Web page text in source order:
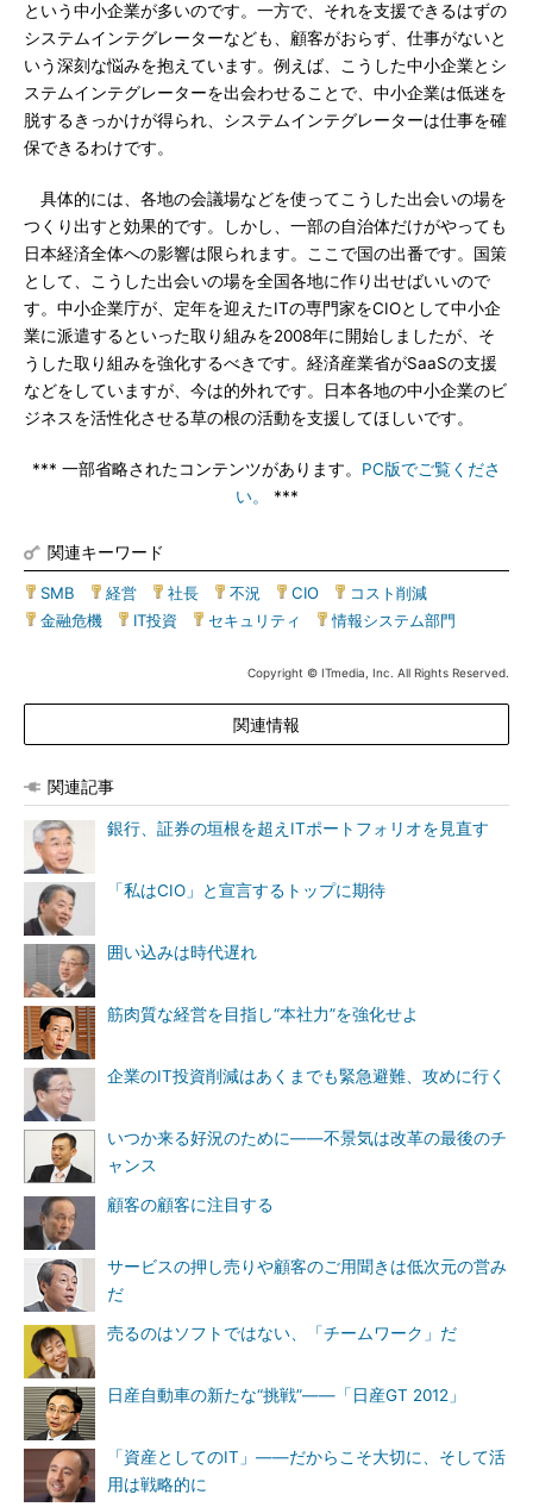
という中小企業が多いのです。一方で、それを支援できるはずの
システムインテグレーターなども、顧客がおらず、仕事がないと
いう深刻な悩みを抱えています。例えば、こうした中小企業とシ
ステムインテグレーターを出会わせることで、中小企業は低迷を
脱するきっかけが得られ、システムインテグレーターは仕事を確
保できるわけです。
具体的には、各地の会議場などを使ってこうした出会いの場を
つくり出すと効果的です。しかし、一部の自治体だけがやっても
日本経済全体への影響は限られます。ここで国の出番です。国策
として、こうした出会いの場を全国各地に作り出せばいいので
す。中小企業庁が、定年を迎えたITの専門家をCIOとして中小企
業に派遣するといった取り組みを2008年に開始しましたが、そ
うした取り組みを強化するべきです。経済産業省がSaaSの支援
などをしていますが、今は的外れです。日本各地の中小企業のビ
ジネスを活性化させる草の根の活動を支援してほしいです。
*** 一部省略されたコンテンツがあります。 PC版でご覧くださ
い。
***
関連キーワード
SMB 経営 社長 不況 CIO コスト削減
金融危機
IT投資 セキュリティ 情報システム部門
Copyright © ITmedia, Inc. All Rights Reserved.
関連情報
関連記事
銀行、証券の垣根を超えITポートフォリオを見直す
「私はCIO」と宣言するトップに期待
囲い込みは時代遅れ
筋肉質な経営を目指し“本社力”を強化せよ
企業のIT投資削減はあくまでも緊急避難、攻めに行く
いつか来る好況のために――不景気は改革の最後のチ
ャンス
顧客の顧客に注目する
サービスの押し売りや顧客のご用聞きは低次元の営み
だ
売るのはソフトではない、「チームワーク」だ
日産自動車の新たな“挑戦”――「日産GT 2012」
「資産としてのIT」――だからこそ大切に、そして活
用は戦略的に